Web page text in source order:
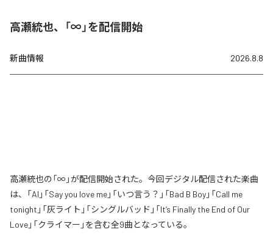
高瀬統也、「∞」を配信開始
新曲情報 2026.8.8
高瀬統也の「∞」が配信開始された。今回デジタル配信された楽曲
は、「AI」「Say you love me」「いつ言う？」「Bad B Boy」「Call me
tonight」「灰ライト」「シングルバッド」「It’s Finally the End of Our
Love」「クライマー」を含む全9曲となっている。